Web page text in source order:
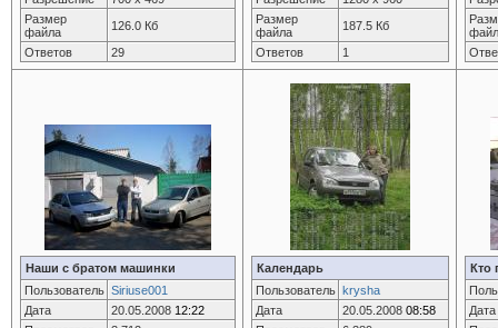
Размер
файла
126.0 Кб
Ответов
29
Размер
файла
187.5 Кб
Ответов
1
Наши с братом машинки
Пользователь Siriuse001
Дата
20.05.2008 12:22
Календарь
Пользователь krysha
Дата
20.05.2008 08:58
Кто
Дата